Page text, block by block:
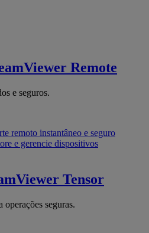
Remote
e seguros.
remoto instantâneo e seguro
e gerencie dispositivos
Tensor
seguras.